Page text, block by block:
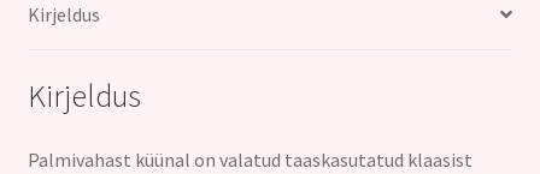
Kirjeldus
Kirjeldus
Palmivahast küünal on valatud taaskasutatud klaasist